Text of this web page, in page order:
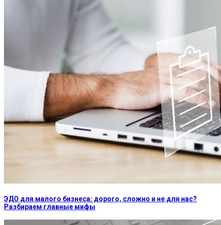
ЭДО для малого бизнеса: дорого, сложно и не для нас?
Разбираем главные мифы